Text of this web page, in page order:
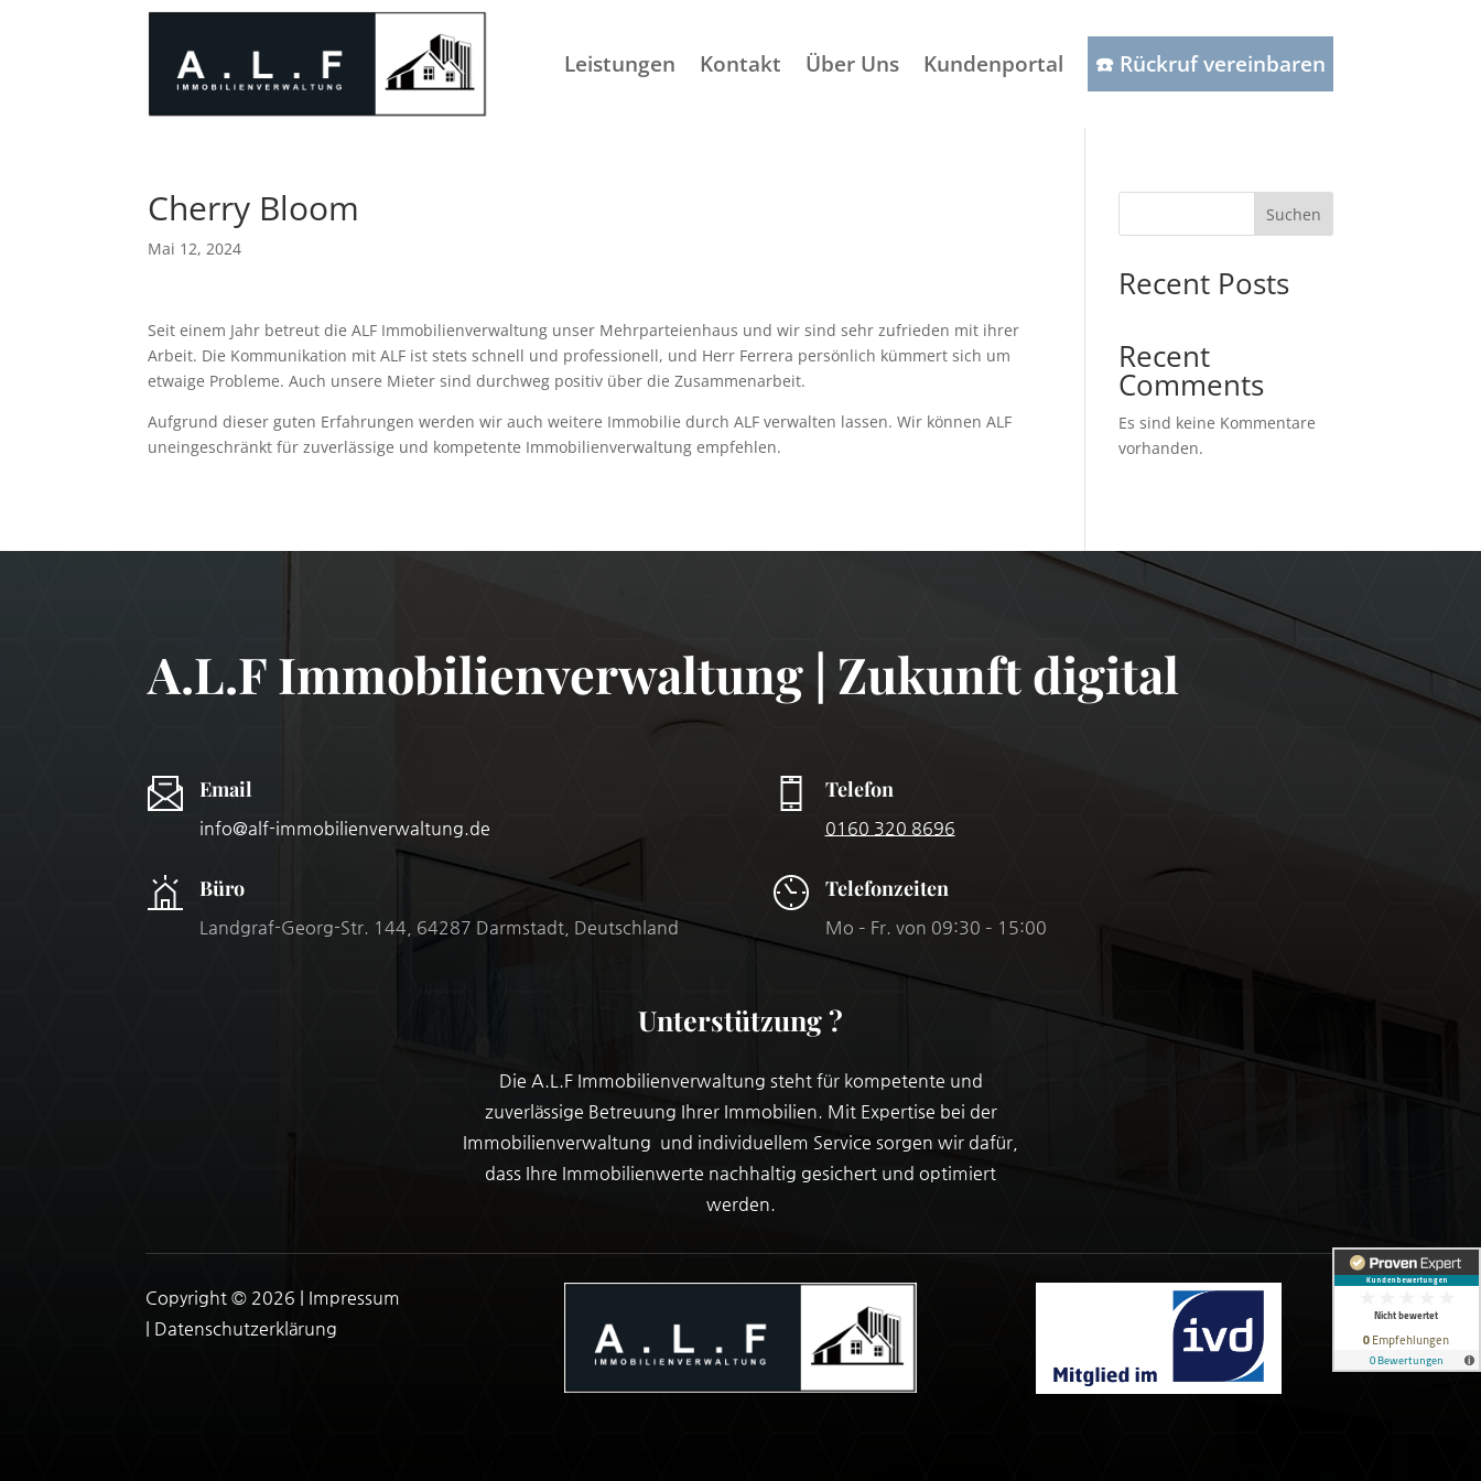
Leistungen Kontakt Über Uns Kundenportal ☎️ Rückruf vereinbaren
Cherry Bloom
Mai 12, 2024
Seit einem Jahr betreut die ALF Immobilienverwaltung unser Mehrparteienhaus und wir sind sehr zufrieden mit ihrer
Arbeit. Die Kommunikation mit ALF ist stets schnell und professionell, und Herr Ferrera persönlich kümmert sich um
etwaige Probleme. Auch unsere Mieter sind durchweg positiv über die Zusammenarbeit.
Aufgrund dieser guten Erfahrungen werden wir auch weitere Immobilie durch ALF verwalten lassen. Wir können ALF
uneingeschränkt für zuverlässige und kompetente Immobilienverwaltung empfehlen.
Suchen
Recent Posts
Recent
Comments
Es sind keine Kommentare
vorhanden.
A.L.F Immobilienverwaltung | Zukunft digital
Email
info@alf-immobilienverwaltung.de
Büro
Landgraf-Georg-Str. 144, 64287 Darmstadt, Deutschland
Telefon
0160 320 8696
Telefonzeiten
Mo – Fr. von 09:30 – 15:00
Unterstützung ?
Die A.L.F Immobilienverwaltung steht für kompetente und
zuverlässige Betreuung Ihrer Immobilien. Mit Expertise bei der
Immobilienverwaltung und individuellem Service sorgen wir dafür,
dass Ihre Immobilienwerte nachhaltig gesichert und optimiert
werden.
Copyright © 2026 | Impressum
Datenschutzerklärung